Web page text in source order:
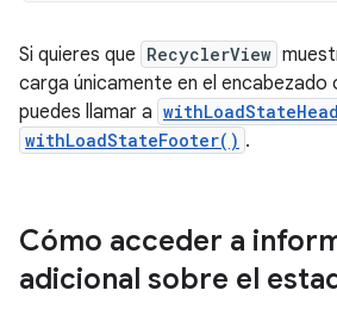
Si quieres que RecyclerView
carga únicamente en el encabezado
puedes llamar a
withLoadStateFooter() .
Cómo acceder a
adicional sobre el